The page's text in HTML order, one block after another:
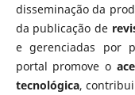
disseminação da
da publicação de
e gerenciadas por
portal promove o
tecnológica,